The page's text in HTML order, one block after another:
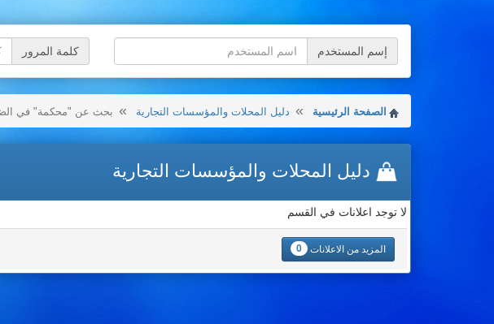
إسم المستخدم كلمة المرور
الصفحة الرئيسية دليل المحلات والمؤسسات التجارية بحث عن "محكمة" في
دليل المحلات والمؤسسات التجارية
لا توجد اعلانات في القسم
المزيد من الاعلانات 0